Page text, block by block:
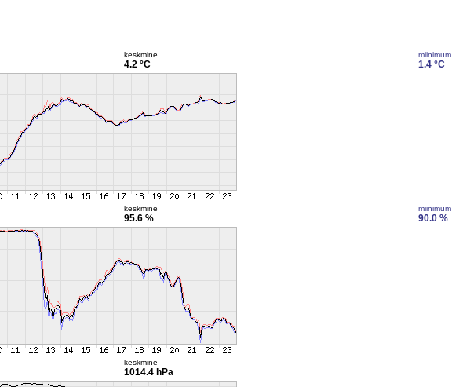
keskmine
4.2 °C
miinimum
1.4 °C
keskmine
95.6 %
miinimum
90.0 %
keskmine
1014.4 hPa